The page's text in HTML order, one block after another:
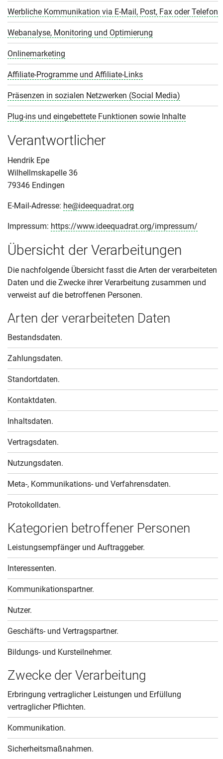
Werbliche Kommunikation via E-Mail, Post, Fax oder Telefon
Webanalyse, Monitoring und Optimierung
Onlinemarketing
Affiliate-Programme und Affiliate-Links
Präsenzen in sozialen Netzwerken (Social Media)
Plug-ins und eingebettete Funktionen sowie Inhalte
Verantwortlicher
Hendrik Epe
Wilhellmskapelle 36
79346 Endingen
E-Mail-Adresse: he@ideequadrat.org
Impressum: https://www.ideequadrat.org/impressum/
Übersicht der Verarbeitungen
Die nachfolgende Übersicht fasst die Arten der verarbeiteten
Daten und die Zwecke ihrer Verarbeitung zusammen und
verweist auf die betroffenen Personen.
Arten der verarbeiteten Daten
Bestandsdaten.
Zahlungsdaten.
Standortdaten.
Kontaktdaten.
Inhaltsdaten.
Vertragsdaten.
Nutzungsdaten.
Meta-, Kommunikations- und Verfahrensdaten.
Protokolldaten.
Kategorien betroffener Personen
Leistungsempfänger und Auftraggeber.
Interessenten.
Kommunikationspartner.
Nutzer.
Geschäfts- und Vertragspartner.
Bildungs- und Kursteilnehmer.
Zwecke der Verarbeitung
Erbringung vertraglicher Leistungen und Erfüllung
vertraglicher Pflichten.
Kommunikation.
Sicherheitsmaßnahmen.